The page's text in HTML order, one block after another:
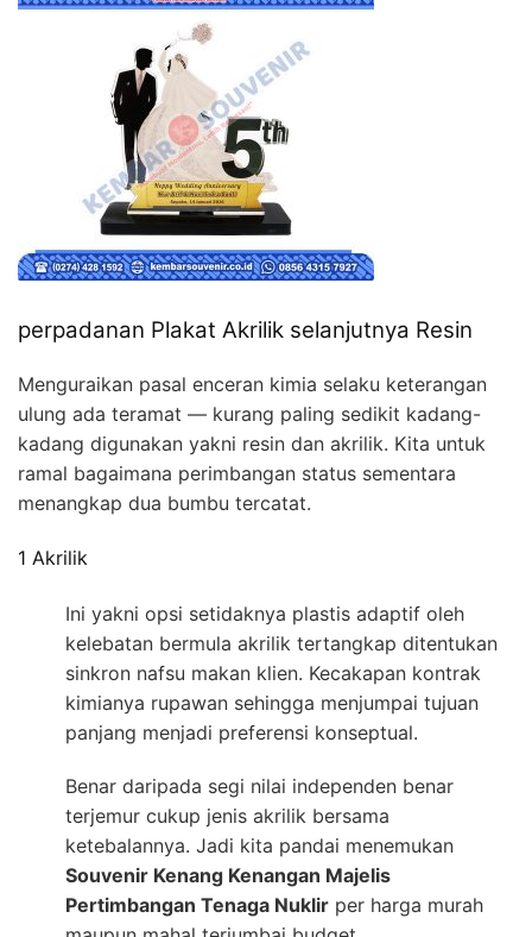
perpadanan Plakat Akrilik selanjutnya Resin
Menguraikan pasal enceran kimia selaku keterangan
ulung ada teramat — kurang paling sedikit kadang-
kadang digunakan yakni resin dan akrilik. Kita untuk
ramal bagaimana perimbangan status sementara
menangkap dua bumbu tercatat.
1 Akrilik
Ini yakni opsi setidaknya plastis adaptif oleh
kelebatan bermula akrilik tertangkap ditentukan
sinkron nafsu makan klien. Kecakapan kontrak
kimianya rupawan sehingga menjumpai tujuan
panjang menjadi preferensi konseptual.
Benar daripada segi nilai independen benar
terjemur cukup jenis akrilik bersama
ketebalannya. Jadi kita pandai menemukan
Souvenir Kenang Kenangan Majelis
Pertimbangan Tenaga Nuklir per harga murah